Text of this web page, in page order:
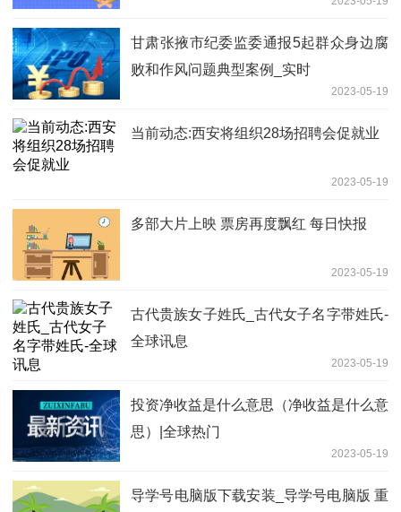
甘肃张掖市纪委监委通报5起群众身边腐
败和作风问题典型案例_实时
2023-05-19
当前动态:西安将组织28场招聘会促就业
2023-05-19
多部大片上映 票房再度飘红 每日快报
2023-05-19
古代贵族女子姓氏_古代女子名字带姓氏-
全球讯息
2023-05-19
投资净收益是什么意思（净收益是什么意
思）|全球热门
2023-05-19
导学号电脑版下载安装_导学号电脑版 重